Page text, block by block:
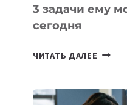
3 задачи ему
сегодня
ЧИТАТЬ ДАЛЕЕ ИИ-